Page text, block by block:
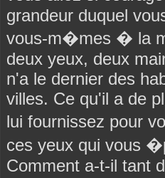
grandeur duquel
vous-m�mes � la
deux yeux, deux
n'a le dernier des
villes. Ce qu'il a de
lui fournissez pour
ces yeux qui vous
Comment a-t-il tant